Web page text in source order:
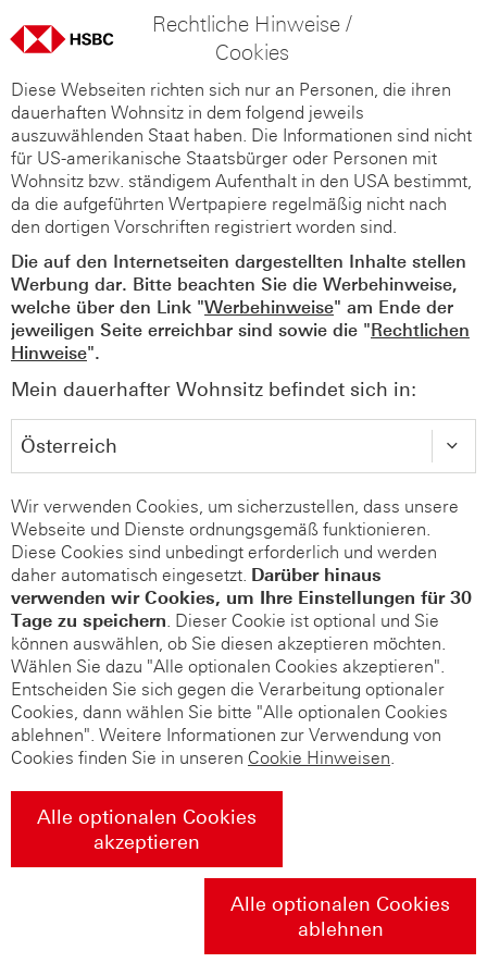
Rechtliche Hinweise /
Cookies
Diese Webseiten richten sich nur an Personen, die ihren
dauerhaften Wohnsitz in dem folgend jeweils
auszuwählenden Staat haben. Die Informationen sind nicht
für US-amerikanische Staatsbürger oder Personen mit
Wohnsitz bzw. ständigem Aufenthalt in den USA bestimmt,
da die aufgeführten Wertpapiere regelmäßig nicht nach
den dortigen Vorschriften registriert worden sind.
Die auf den Internetseiten dargestellten Inhalte stellen
Werbung dar. Bitte beachten Sie die Werbehinweise,
welche über den Link "Werbehinweise" am Ende der
jeweiligen Seite erreichbar sind sowie die "Rechtlichen
Hinweise".
Mein dauerhafter Wohnsitz befindet sich in:
Wir verwenden Cookies, um sicherzustellen, dass unsere
Webseite und Dienste ordnungsgemäß funktionieren.
Diese Cookies sind unbedingt erforderlich und werden
daher automatisch eingesetzt. Darüber hinaus
verwenden wir Cookies, um Ihre Einstellungen für 30
Tage zu speichern. Dieser Cookie ist optional und Sie
können auswählen, ob Sie diesen akzeptieren möchten.
Wählen Sie dazu "Alle optionalen Cookies akzeptieren".
Entscheiden Sie sich gegen die Verarbeitung optionaler
Cookies, dann wählen Sie bitte "Alle optionalen Cookies
ablehnen". Weitere Informationen zur Verwendung von
Cookies finden Sie in unseren Cookie Hinweisen.
Alle optionalen Cookies
akzeptieren
Alle optionalen Cookies
ablehnen